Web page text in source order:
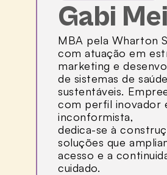
Gabi
MBA pela Wharton
com atuação em
marketing e
de sistemas de saúde
sustentáveis.
com perfil inovador
inconformista,
dedica-se à
soluções que
acesso e a
cuidado.